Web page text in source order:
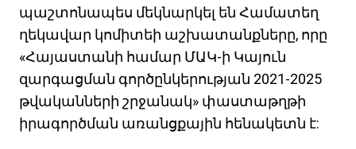
պաշտոնապես մեկնարկել են Համատեղ
ղեկավար կոմիտեի աշխատանքները, որը
«Հայաստանի համար ՄԱԿ-ի Կայուն
զարգացման գործընկերության 2021-2025
թվականների շրջանակ» փաստաթղթի
իրագործման առանցքային հենակետն է: